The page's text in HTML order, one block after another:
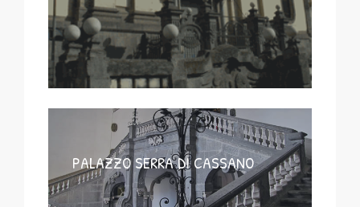
PALAZZO SERRA DI CASSANO